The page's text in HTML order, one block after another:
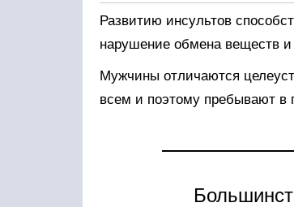
Развитию инсультов
нарушение обмена веществ и
Мужчины отличаются
всем и поэтому пребывают в